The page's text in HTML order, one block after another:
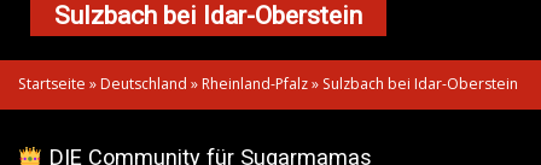
Sulzbach bei Idar-Oberstein
Startseite »Deutschland »Rheinland-Pfalz» Sulzbach bei Idar-Oberstein
DIE Community für Sugarmamas